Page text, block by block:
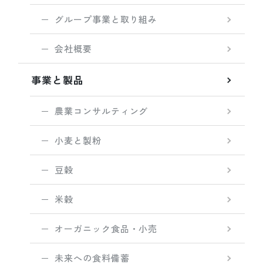
グループ事業と取り組み
会社概要
事業と製品
農業コンサルティング
小麦と製粉
豆穀
米穀
オーガニック食品・小売
未来への食料備蓄